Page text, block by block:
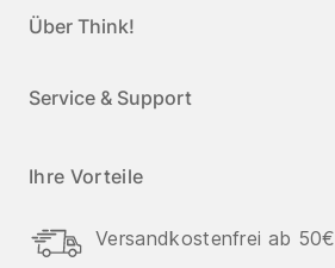
Über Think!
Service & Support
Ihre Vorteile
Versandkostenfrei ab 50€